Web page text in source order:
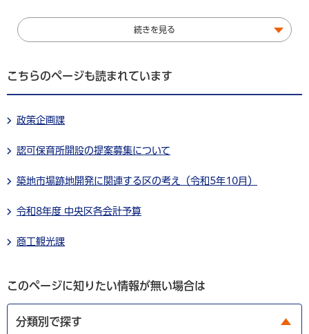
続きを見る
こちらのページも読まれています
政策企画課
認可保育所開設の提案募集について
築地市場跡地開発に関連する区の考え（令和5年10月）
令和8年度 中央区各会計予算
商工観光課
このページに知りたい情報が無い場合は
分類別で探す